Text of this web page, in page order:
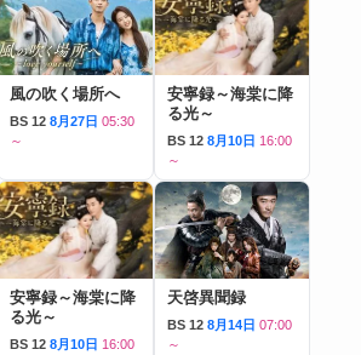
風の吹く場所へ
BS 12 8月27日 05:30
～
安寧録～海棠に降
る光～
BS 12 8月10日 16:00
～
安寧録～海棠に降
る光～
BS 12 8月10日 16:00
天啓異聞録
BS 12 8月14日 07:00
～